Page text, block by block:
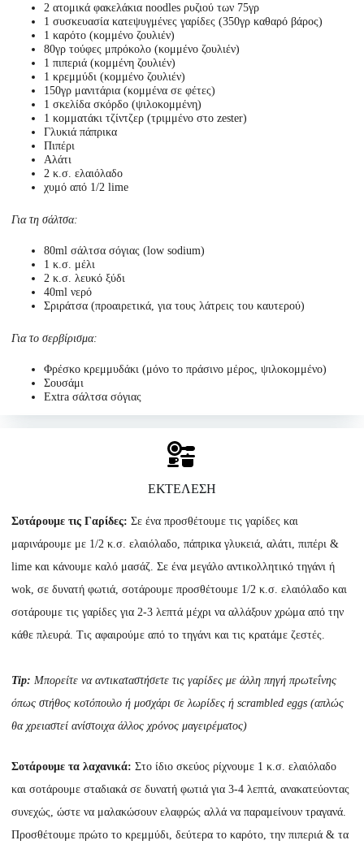
2 ατομικά φακελάκια noodles ρυζιού των 75γρ
1 συσκευασία κατεψυγμένες γαρίδες (350γρ καθαρό βάρος)
1 καρότο (κομμένο ζουλιέν)
80γρ τούφες μπρόκολο (κομμένο ζουλιέν)
1 πιπεριά (κομμένη ζουλιέν)
1 κρεμμύδι (κομμένο ζουλιέν)
150γρ μανιτάρια (κομμένα σε φέτες)
1 σκελίδα σκόρδο (ψιλοκομμένη)
1 κομματάκι τζίντζερ (τριμμένο στο zester)
Γλυκιά πάπρικα
Πιπέρι
Αλάτι
2 κ.σ. ελαιόλαδο
χυμό από 1/2 lime
Για τη σάλτσα:
80ml σάλτσα σόγιας (low sodium)
1 κ.σ. μέλι
2 κ.σ. λευκό ξύδι
40ml νερό
Σριράτσα (προαιρετικά, για τους λάτρεις του καυτερού)
Για το σερβίρισμα:
Φρέσκο κρεμμυδάκι (μόνο το πράσινο μέρος, ψιλοκομμένο)
Σουσάμι
Extra σάλτσα σόγιας
ΕΚΤΕΛΕΣΗ
Σοτάρουμε τις Γαρίδες: Σε ένα προσθέτουμε τις γαρίδες και
μαρινάρουμε με 1/2 κ.σ. ελαιόλαδο, πάπρικα γλυκειά, αλάτι, πιπέρι &
lime και κάνουμε καλό μασάζ. Σε ένα μεγάλο αντικολλητικό τηγάνι ή
wok, σε δυνατή φωτιά, σοτάρουμε προσθέτουμε 1/2 κ.σ. ελαιόλαδο και
σοτάρουμε τις γαρίδες για 2-3 λεπτά μέχρι να αλλάξουν χρώμα από την
κάθε πλευρά. Τις αφαιρούμε από το τηγάνι και τις κρατάμε ζεστές.
Tip: Μπορείτε να αντικαταστήσετε τις γαρίδες με άλλη πηγή πρωτεΐνης
όπως στήθος κοτόπουλο ή μοσχάρι σε λωρίδες ή scrambled eggs (απλώς
θα χρειαστεί ανίστοιχα άλλος χρόνος μαγειρέματος)
Σοτάρουμε τα λαχανικά: Στο ίδιο σκεύος ρίχνουμε 1 κ.σ. ελαιόλαδο
και σοτάρουμε σταδιακά σε δυνατή φωτιά για 3-4 λεπτά, ανακατεύοντας
συνεχώς, ώστε να μαλακώσουν ελαφρώς αλλά να παραμείνουν τραγανά.
Προσθέτουμε πρώτο το κρεμμύδι, δεύτερα το καρότο, την πιπεριά & τα